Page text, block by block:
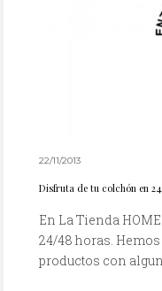
22/11/2013
Disfruta de tu colchón en
En La Tienda
24/48 horas.
productos con